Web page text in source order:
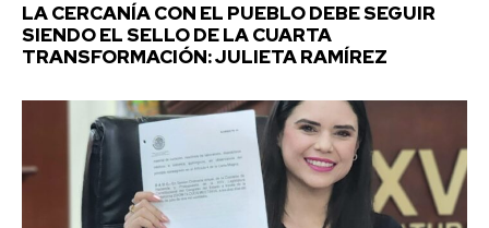
LA CERCANÍA CON EL PUEBLO DEBE SEGUIR
SIENDO EL SELLO DE LA CUARTA
TRANSFORMACIÓN: JULIETA RAMÍREZ